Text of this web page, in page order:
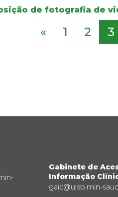
de fotografia de
« 1 2 3
Gabinete de
Informação
gaic@ulsb.min-